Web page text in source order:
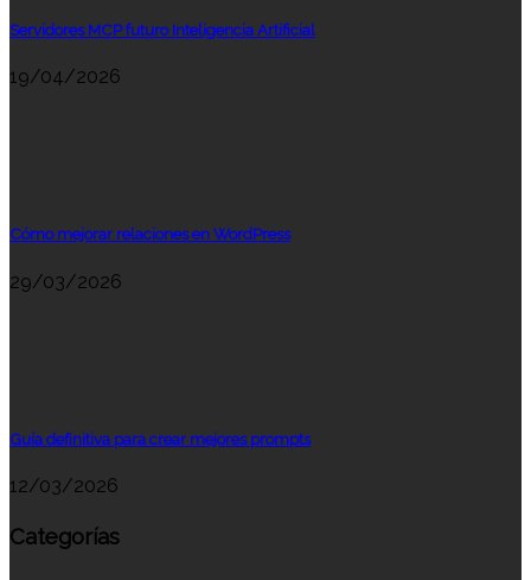
Servidores MCP futuro Inteligencia Artificial
19/04/2026
Cómo mejorar relaciones en WordPress
29/03/2026
Guía definitiva para crear mejores prompts
12/03/2026
Categorías